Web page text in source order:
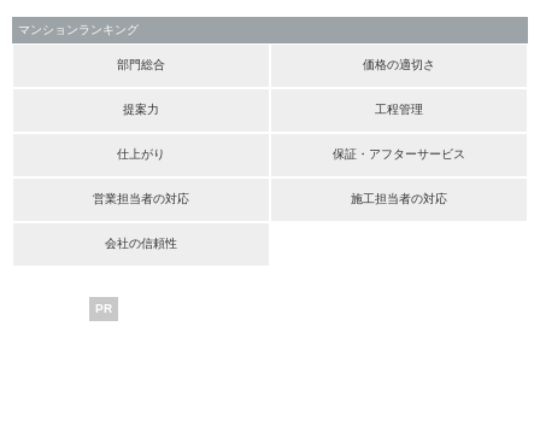
マンションランキング
部門総合 価格の適切さ
提案力 工程管理
仕上がり 保証・アフターサービス
営業担当者の対応 施工担当者の対応
会社の信頼性
PR